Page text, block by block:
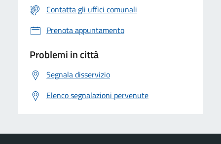
Contatta gli uffici comunali
Prenota appuntamento
Problemi in città
Segnala disservizio
Elenco segnalazioni pervenute